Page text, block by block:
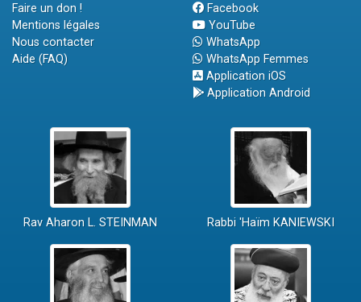
Faire un don !
Mentions légales
Nous contacter
Aide (FAQ)
Facebook
YouTube
WhatsApp
WhatsApp Femmes
Application iOS
Application Android
Rav Aharon L. STEINMAN Rabbi 'Haïm KANIEWSKI